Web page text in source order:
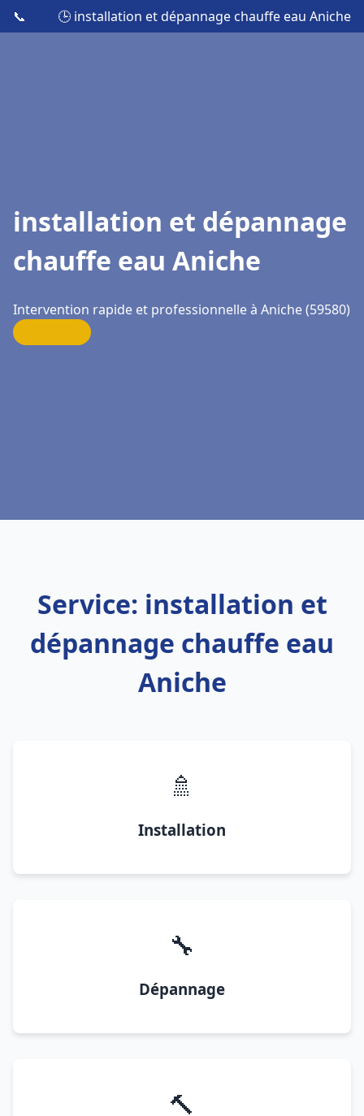
📞 🕒 installation et dépannage chauffe eau Aniche
installation et dépannage
chauffe eau Aniche
Intervention rapide et professionnelle à Aniche (59580)
Service: installation et
dépannage chauffe eau
Aniche
🚿
Installation
🔧
Dépannage
🔨